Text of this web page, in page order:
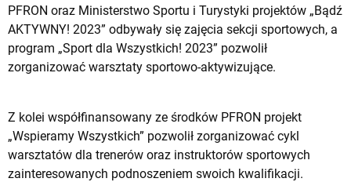
PFRON oraz Ministerstwo Sportu i Turystyki projektów „Bądź
AKTYWNY! 2023” odbywały się zajęcia sekcji sportowych, a
program „Sport dla Wszystkich! 2023” pozwolił
zorganizować warsztaty sportowo-aktywizujące.
Z kolei współfinansowany ze środków PFRON projekt
„Wspieramy Wszystkich” pozwolił zorganizować cykl
warsztatów dla trenerów oraz instruktorów sportowych
zainteresowanych podnoszeniem swoich kwalifikacji.